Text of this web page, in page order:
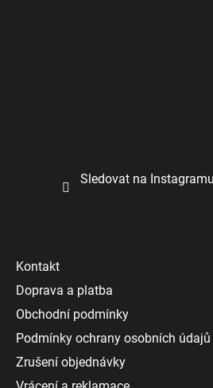
Sledovat na Instagramu
Kontakt
Doprava a platba
Obchodní podmínky
Podmínky ochrany osobních údajů
Zrušení objednávky